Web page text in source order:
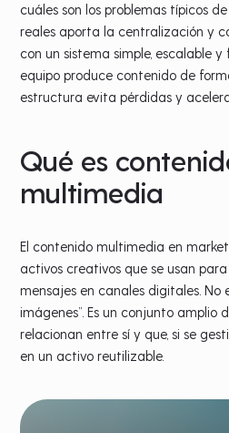
cuáles son los problemas típicos
reales aporta la centralización y
con un sistema simple, escalable
equipo produce contenido de
estructura evita pérdidas y
Qué es
multimedia
El contenido multimedia en
activos creativos que se usan
mensajes en canales digitales. No
imágenes”. Es un conjunto amplio
relacionan entre sí y que, si se
en un activo reutilizable.